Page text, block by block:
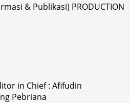
& Publikasi) PRODUCTION
in Chief : Afifudin
Pebriana